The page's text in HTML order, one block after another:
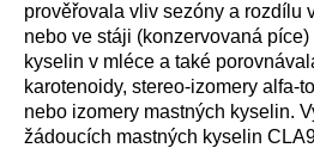
prověřovala vliv sezóny a rozdílu
nebo ve stáji (konzervovaná
kyselin v mléce a také
karotenoidy, stereo-izomery alfa-
nebo izomery mastných kyselin.
žádoucích mastných kyselin